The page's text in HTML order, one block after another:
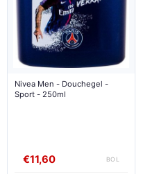
Nivea Men - Douchegel -
Sport - 250ml
€11,60 BOL